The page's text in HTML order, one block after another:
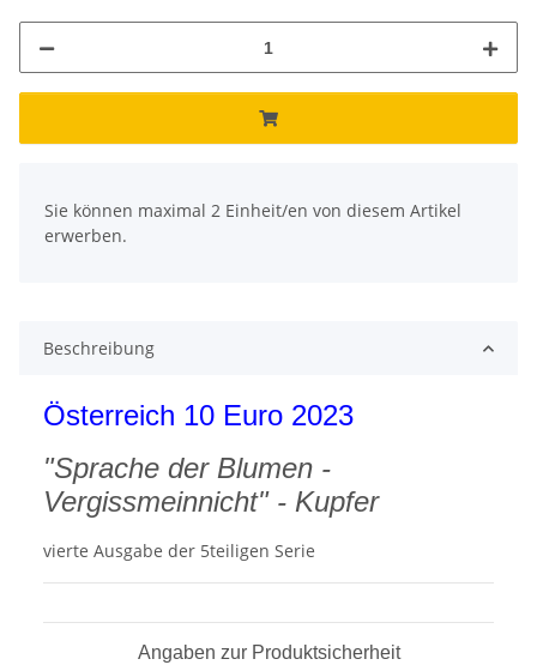
Sie können maximal 2 Einheit/en von diesem Artikel
erwerben.
Beschreibung
Österreich 10 Euro 2023
"Sprache der Blumen -
Vergissmeinnicht" - Kupfer
vierte Ausgabe der 5teiligen Serie
Angaben zur Produktsicherheit